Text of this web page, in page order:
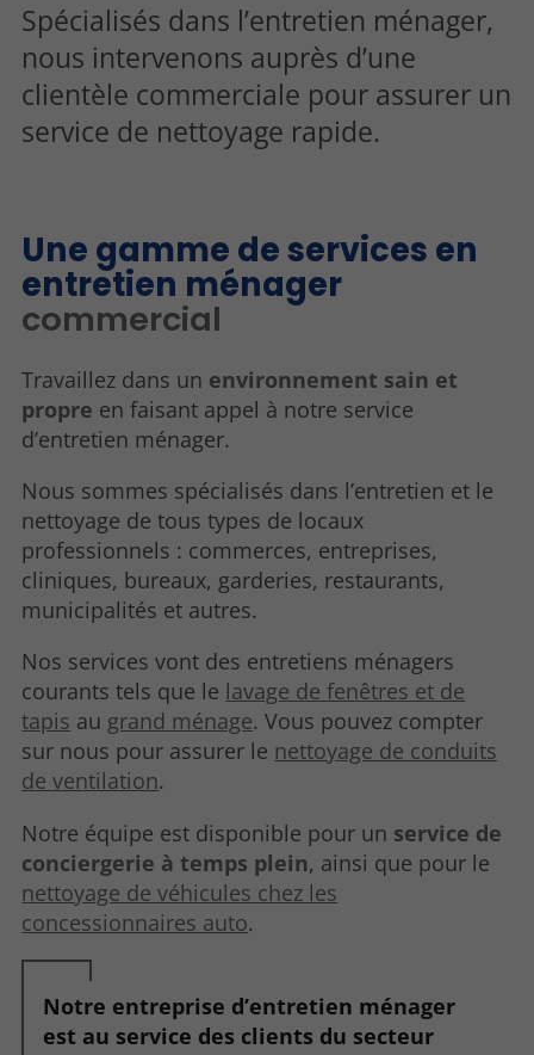
Spécialisés dans l’entretien ménager,
nous intervenons auprès d’une
clientèle commerciale pour assurer un
service de nettoyage rapide.
Une gamme de services en
entretien ménager
commercial
Travaillez dans un environnement sain et
propre en faisant appel à notre service
d’entretien ménager.
Nous sommes spécialisés dans l’entretien et le
nettoyage de tous types de locaux
professionnels : commerces, entreprises,
cliniques, bureaux, garderies, restaurants,
municipalités et autres.
Nos services vont des entretiens ménagers
courants tels que le lavage de fenêtres et de
tapis au grand ménage. Vous pouvez compter
sur nous pour assurer le nettoyage de conduits
de ventilation.
Notre équipe est disponible pour un service de
conciergerie à temps plein, ainsi que pour le
nettoyage de véhicules chez les
concessionnaires auto.
Notre entreprise d’entretien ménager
est au service des clients du secteur